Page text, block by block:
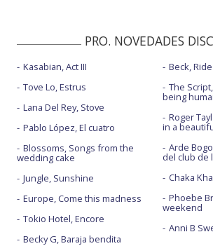
PRO. NOVEDADES
Kasabian, Act III
Tove Lo, Estrus
Lana Del Rey, Stove
Pablo López, El cuatro
Blossoms, Songs from the
wedding cake
Jungle, Sunshine
Europe, Come this madness
Tokio Hotel, Encore
Becky G, Baraja bendita
Beck,
The
being
Roger
in a
Arde
del club de
Chaka
Phoebe
weekend
Anni B